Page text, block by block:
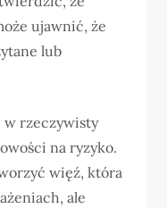
ujawnić, że
lub
w rzeczywisty
na ryzyko.
więź, która
ale